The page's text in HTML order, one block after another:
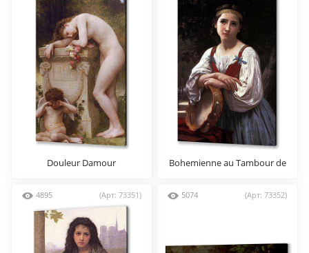
Douleur Damour
Bohemienne au Tambour de
4895 (Арт: 73351) 5074 (Арт: 73352)